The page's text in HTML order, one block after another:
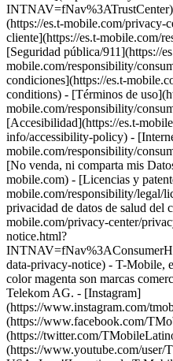
(https://es.t-mobile.com/privacy-
cliente](https://es.t-mobile.com/
[Seguridad pública/911](https://
mobile.com/responsibility/
condiciones](https://es.t-
conditions) - [Términos de
mobile.com/responsibility/
[Accesibilidad](https://es.t-
info/accessibility-policy) -
mobile.com/responsibility/
[No venda, ni comparta mis
mobile.com) - [Licencias y
mobile.com/responsibility/legal/
privacidad de datos de salud del
mobile.com/privacy-center/
notice.html?
data-privacy-notice) - T-Mobile,
color magenta son marcas
Telekom AG. - [Instagram]
(https://www.instagram.com/
(https://www.facebook.com/
(https://twitter.com/
(https://www.youtube.com/